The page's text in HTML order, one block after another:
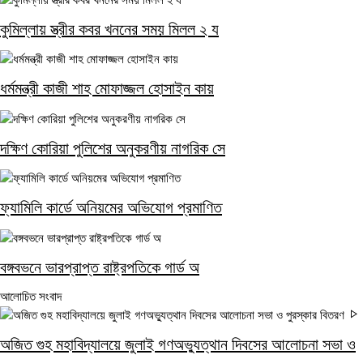
কুমিল্লায় স্ত্রীর কবর খননের সময় মিলল ২ য
ধর্মমন্ত্রী কাজী শাহ মোফাজ্জল হোসাইন কায়
দক্ষিণ কোরিয়া পুলিশের অনুকরণীয় নাগরিক সে
ফ্যামিলি কার্ডে অনিয়মের অভিযোগ প্রমাণিত
বঙ্গবভনে ভারপ্রাপ্ত রাষ্ট্রপতিকে গার্ড অ
আলোচিত সংবাদ
অজিত গুহ মহাবিদ্যালয়ে জুলাই গণঅভ্যুত্থান দিবসের আলোচনা সভা ও